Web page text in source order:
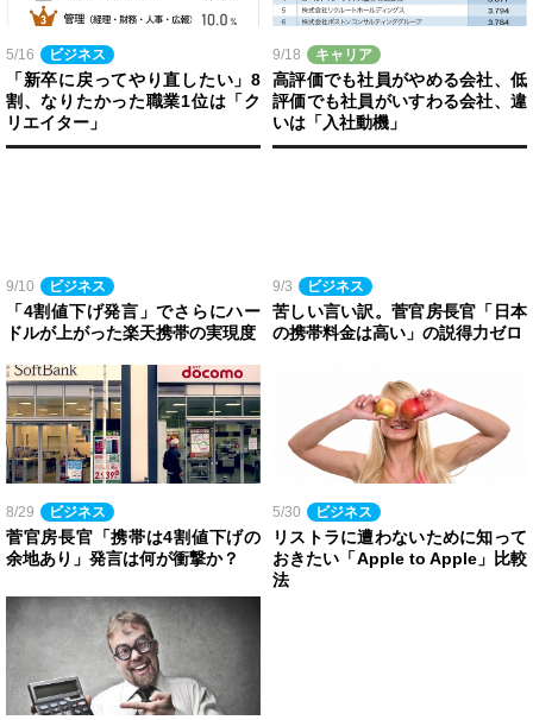
5/16 ビジネス
「新卒に戻ってやり直したい」8
割、なりたかった職業1位は「ク
リエイター」
9/18 キャリア
高評価でも社員がやめる会社、低
評価でも社員がいすわる会社、違
いは「入社動機」
9/10 ビジネス
「4割値下げ発言」でさらにハー
ドルが上がった楽天携帯の実現度
9/3 ビジネス
苦しい言い訳。菅官房長官「日本
の携帯料金は高い」の説得力ゼロ
8/29 ビジネス
菅官房長官「携帯は4割値下げの
余地あり」発言は何が衝撃か？
5/30 ビジネス
リストラに遭わないために知って
おきたい「Apple to Apple」比較
法